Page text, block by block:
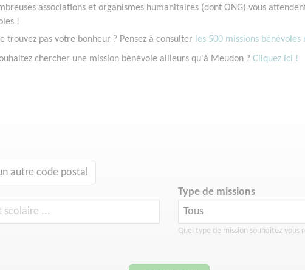
associations et organismes humanitaires (dont ONG) vous
!
trouvez pas votre bonheur ? Pensez à consulter les 500 missions
chercher une mission bénévole ailleurs qu'à Meudon ? Cliquez ici !
autre code postal
Type de missions
Quel type de mission souhaitez vous